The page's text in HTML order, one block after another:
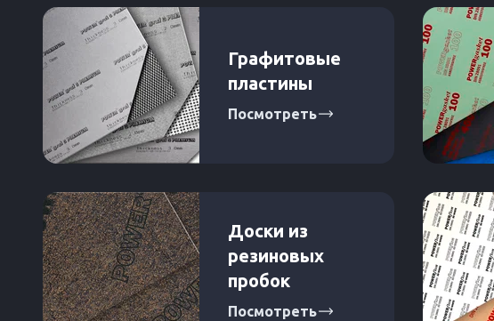
Графитовые
пластины
Посмотреть
Доски из
резиновых
пробок
Посмотреть